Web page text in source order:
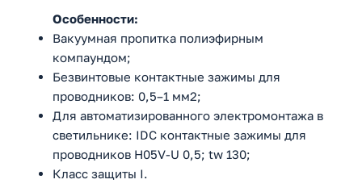
Особенности:
Вакуумная пропитка полиэфирным
компаундом;
Безвинтовые контактные зажимы для
проводников: 0,5–1 мм2;
Для автоматизированного электромонтажа в
светильнике: IDC контактные зажимы для
проводников H05V-U 0,5; tw 130;
Класс защиты I.